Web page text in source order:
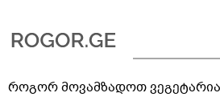
როგორ მოვამზადოთ